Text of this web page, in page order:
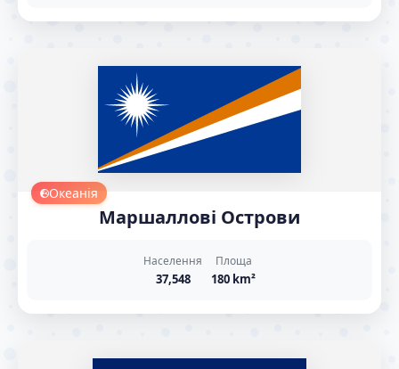
Океанія
Маршаллові Острови
Населення
37,548
Площа
180 km²